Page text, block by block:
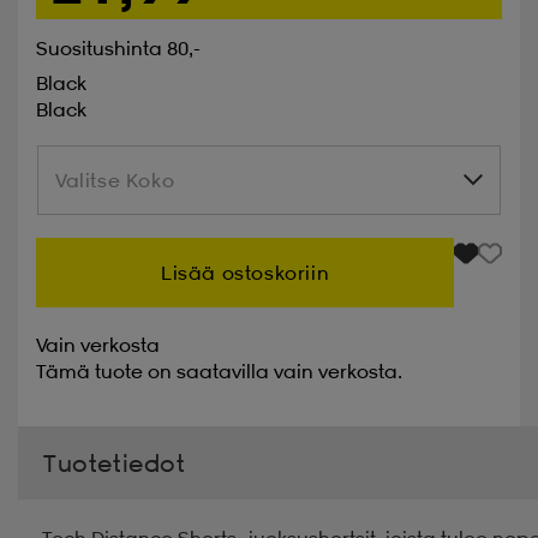
Suositushinta 80,-
Black
Black
Valitse Koko
Valitse Koko
Lisää ostoskoriin
Vain verkosta
Tämä tuote on saatavilla vain verkosta.
Tuotetiedot